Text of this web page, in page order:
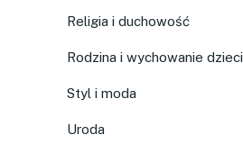
Religia i duchowość
Rodzina i wychowanie dzieci
Styl i moda
Uroda